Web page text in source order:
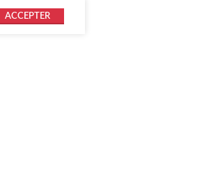
ACCEPTER